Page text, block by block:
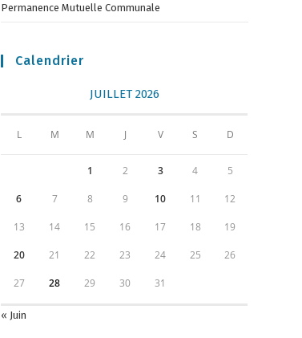
Permanence Mutuelle Communale
Calendrier
JUILLET 2026
L M M J V S D
1 2 3 4 5
6 7 8 9 10 11 12
13 14 15 16 17 18 19
20 21 22 23 24 25 26
27 28 29 30 31
« Juin